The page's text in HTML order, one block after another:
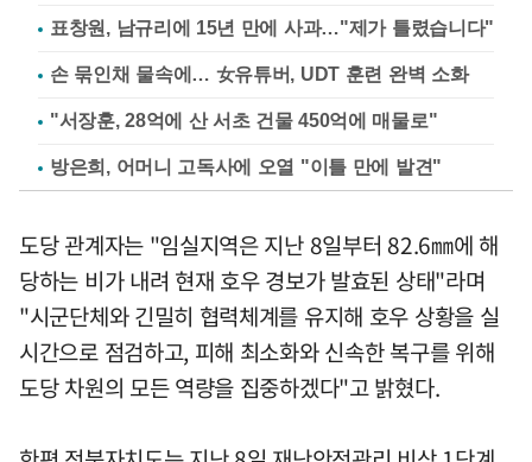
표창원, 남규리에 15년 만에 사과…"제가 틀렸습니다"
손 묶인채 물속에… 女유튜버, UDT 훈련 완벽 소화
"서장훈, 28억에 산 서초 건물 450억에 매물로"
방은희, 어머니 고독사에 오열 "이틀 만에 발견"
도당 관계자는 "임실지역은 지난 8일부터 82.6㎜에 해
당하는 비가 내려 현재 호우 경보가 발효된 상태"라며
"시군단체와 긴밀히 협력체계를 유지해 호우 상황을 실
시간으로 점검하고, 피해 최소화와 신속한 복구를 위해
도당 차원의 모든 역량을 집중하겠다"고 밝혔다.